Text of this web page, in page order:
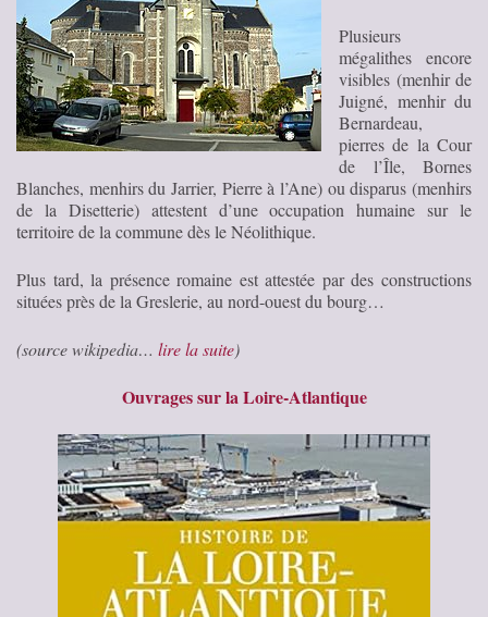
Plusieurs
mégalithes encore
visibles (menhir de
Juigné, menhir du
Bernardeau,
pierres de la Cour
de l’Île, Bornes
Blanches, menhirs du Jarrier, Pierre à l’Ane) ou disparus (menhirs
de la Disetterie) attestent d’une occupation humaine sur le
territoire de la commune dès le Néolithique.
Plus tard, la présence romaine est attestée par des constructions
situées près de la Greslerie, au nord-ouest du bourg…
(source wikipedia… lire la suite)
Ouvrages sur la Loire-Atlantique